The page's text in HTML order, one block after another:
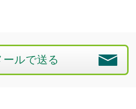
ールで送る